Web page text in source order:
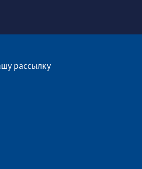
рассылку